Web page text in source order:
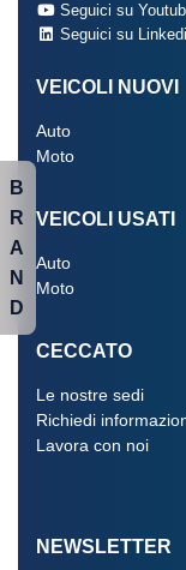
Seguici su
Seguici su
VEICOLI NUOVI
Auto
Moto
VEICOLI USATI
Auto
Moto
CECCATO
Le nostre sedi
Richiedi
Lavora con noi
NEWSLETTER
B
R
A
N
D